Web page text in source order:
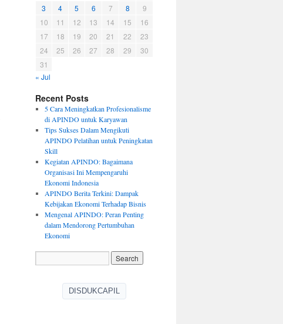
3
4 5 6 7 8
9
10
11 12 13 14 15
16
17
18 19 20 21 22
23
24
25 26 27 28 29
30
31
« Jul
Recent Posts
5 Cara Meningkatkan Profesionalisme
di APINDO untuk Karyawan
Tips Sukses Dalam Mengikuti
APINDO Pelatihan untuk Peningkatan
Skill
Kegiatan APINDO: Bagaimana
Organisasi Ini Mempengaruhi
Ekonomi Indonesia
APINDO Berita Terkini: Dampak
Kebijakan Ekonomi Terhadap Bisnis
Mengenal APINDO: Peran Penting
dalam Mendorong Pertumbuhan
Ekonomi
DISDUKCAPIL